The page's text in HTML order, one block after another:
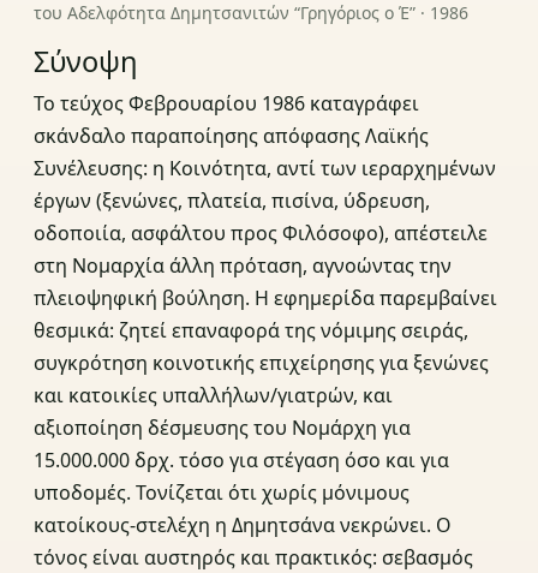
του Αδελφότητα Δημητσανιτών “Γρηγόριος ο Έ” · 1986
Σύνοψη
Το τεύχος Φεβρουαρίου 1986 καταγράφει
σκάνδαλο παραποίησης απόφασης Λαϊκής
Συνέλευσης: η Κοινότητα, αντί των ιεραρχημένων
έργων (ξενώνες, πλατεία, πισίνα, ύδρευση,
οδοποιία, ασφάλτου προς Φιλόσοφο), απέστειλε
στη Νομαρχία άλλη πρόταση, αγνοώντας την
πλειοψηφική βούληση. Η εφημερίδα παρεμβαίνει
θεσμικά: ζητεί επαναφορά της νόμιμης σειράς,
συγκρότηση κοινοτικής επιχείρησης για ξενώνες
και κατοικίες υπαλλήλων/γιατρών, και
αξιοποίηση δέσμευσης του Νομάρχη για
15.000.000 δρχ. τόσο για στέγαση όσο και για
υποδομές. Τονίζεται ότι χωρίς μόνιμους
κατοίκους‑στελέχη η Δημητσάνα νεκρώνει. Ο
τόνος είναι αυστηρός και πρακτικός: σεβασμός